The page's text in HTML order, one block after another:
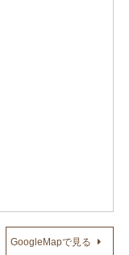
GoogleMapで見る